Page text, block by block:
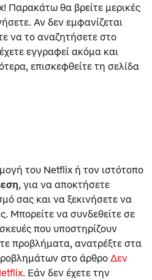
Παρακάτω θα βρείτε μερικές
Αν δεν εμφανίζεται
να το αναζητήσετε στο
εγγραφεί ακόμα και
επισκεφθείτε τη σελίδα
του Netflix ή τον ιστότοπο
, για να αποκτήσετε
σας και να ξεκινήσετε να
Μπορείτε να συνδεθείτε σε
που υποστηρίζουν
προβλήματα, ανατρέξτε στα
στο άρθρο Δεν
. Εάν δεν έχετε την